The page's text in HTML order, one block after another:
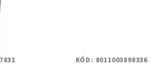
KÓD: 8011003898336